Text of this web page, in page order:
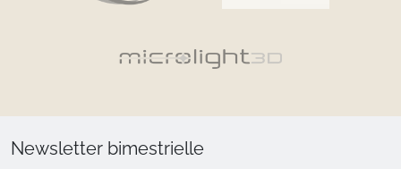
Newsletter bimestrielle